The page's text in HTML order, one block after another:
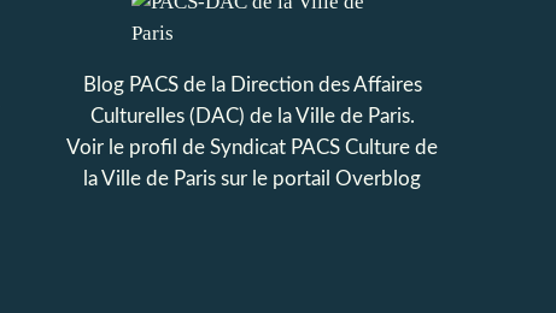
Blog PACS de la Direction des Affaires
Culturelles (DAC) de la Ville de Paris.
Voir le profil de Syndicat PACS Culture de
la Ville de Paris sur le portail Overblog